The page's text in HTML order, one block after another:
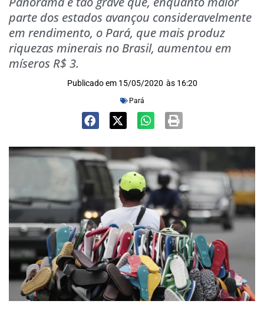
parte dos estados avançou consideravelmente
em rendimento, o Pará, que mais produz
riquezas minerais no Brasil, aumentou em
míseros R$ 3.
Publicado em 15/05/2020 às 16:20
Pará